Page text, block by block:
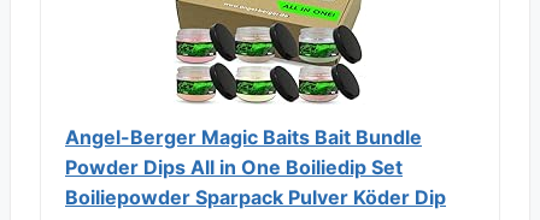
Angel-Berger Magic Baits Bait Bundle
Powder Dips All in One Boiliedip Set
Boiliepowder Sparpack Pulver Köder Dip